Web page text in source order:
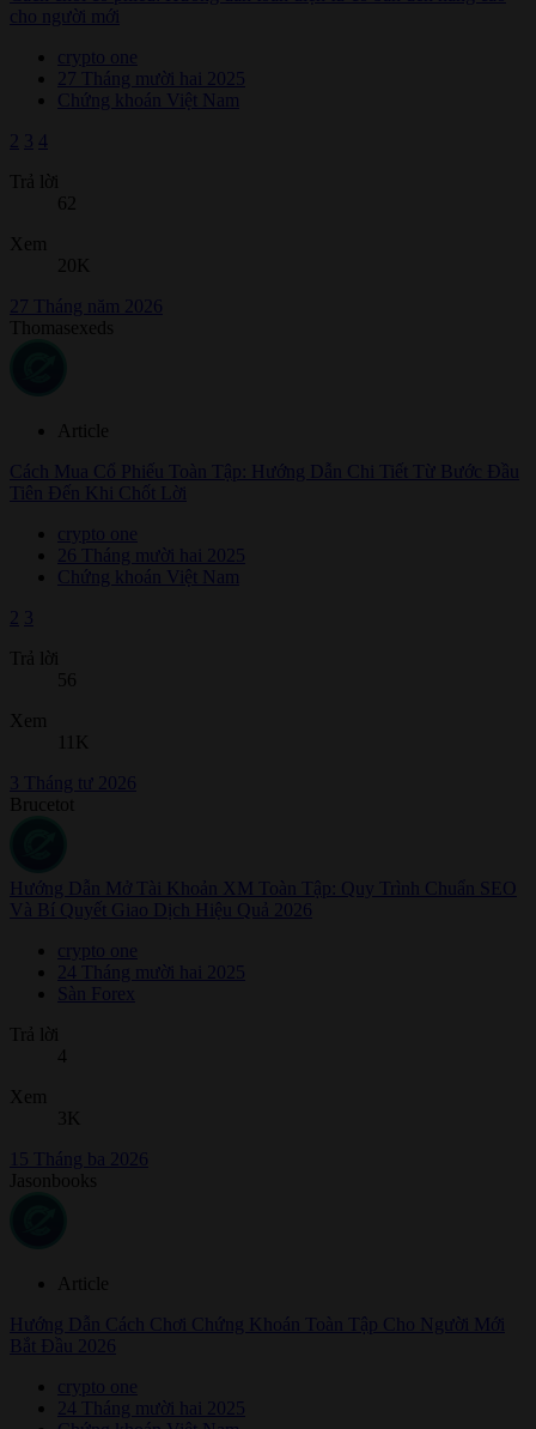
cho người mới
crypto one
27 Tháng mười hai 2025
Chứng khoán Việt Nam
3 4
Trả lời
62
Xem
20K
27 Tháng năm 2026
Thomasexeds
Article
Cách Mua Cổ Phiếu Toàn Tập: Hướng Dẫn Chi Tiết Từ Bước Đầu
Tiên Đến Khi Chốt Lời
crypto one
26 Tháng mười hai 2025
Chứng khoán Việt Nam
3
Trả lời
56
Xem
11K
3 Tháng tư 2026
Brucetot
Hướng Dẫn Mở Tài Khoản XM Toàn Tập: Quy Trình Chuẩn SEO
Và Bí Quyết Giao Dịch Hiệu Quả 2026
crypto one
24 Tháng mười hai 2025
Sàn Forex
Trả lời
4
Xem
3K
15 Tháng ba 2026
Jasonbooks
Article
Hướng Dẫn Cách Chơi Chứng Khoán Toàn Tập Cho Người Mới
Bắt Đầu 2026
crypto one
24 Tháng mười hai 2025